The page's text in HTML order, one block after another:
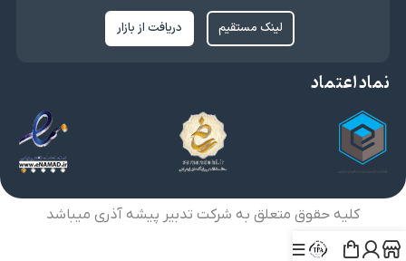
لینک مستقیم دریافت از بازار
نماد اعتماد
کلیه حقوق متعلق به شرکت تدبیر پیشه آذری میباشد